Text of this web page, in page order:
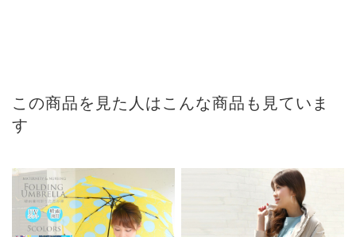
この商品を見た人はこんな商品も見ていま
す